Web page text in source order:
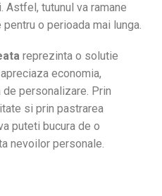
Astfel, tutunul va ramane
o perioada mai lunga.
reprezinta o solutie
economia,
personalizare. Prin
si prin pastrarea
puteti bucura de o
nevoilor personale.